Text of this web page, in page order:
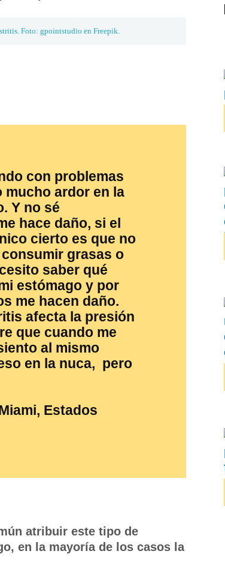
Foto: gpointstudio en Freepik.
con problemas
mucho ardor en la
Y no sé
hace daño, si el
cierto es que no
grasas o
saber qué
estómago y por
me hacen daño.
afecta la presión
que cuando me
al mismo
en la nuca, pero
Estados
atribuir este tipo de
en la mayoría de los casos la